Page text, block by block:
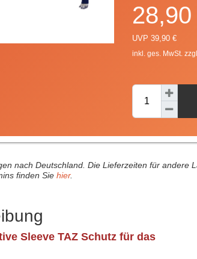
28,90
UVP 39,90 €
inkl. ges. MwSt.
nach Deutschland. Die Lieferzeiten für andere
finden Sie hier.
Sleeve TAZ Schutz für das